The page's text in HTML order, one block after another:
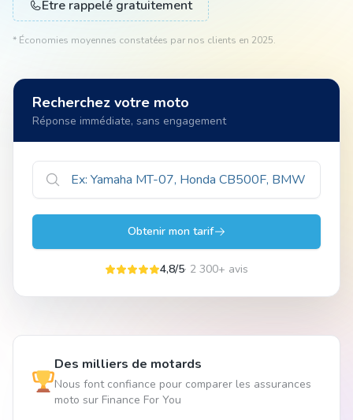
Animal
Pro
04 51 55 49 38
Être rappelé gratuitement
* Économies moyennes constatées par nos clients en 2025.
Recherchez votre moto
Réponse immédiate, sans engagement
Obtenir mon tarif
4,8/5· 2 300+ avis
Des milliers de motards
Nous font confiance pour comparer les assurances
moto sur Finance For You